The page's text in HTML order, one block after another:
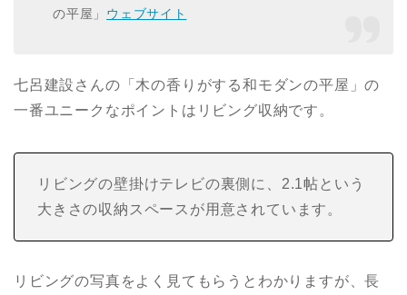
の平屋」 ウェブサイト
七呂建設さんの「木の香りがする和モダンの平屋」の
一番ユニークなポイントはリビング収納です。
リビングの壁掛けテレビの裏側に、2.1帖という
大きさの収納スペースが用意されています。
リビングの写真をよく見てもらうとわかりますが、長